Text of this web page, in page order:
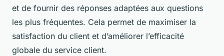
et de fournir des réponses adaptées aux questions
les plus fréquentes. Cela permet de maximiser la
satisfaction du client et d’améliorer l’efficacité
globale du service client.